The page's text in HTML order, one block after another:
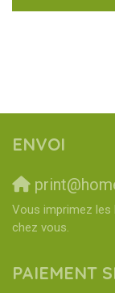
ENVOI
Vous imprimez les
chez vous.
PAIEMENT